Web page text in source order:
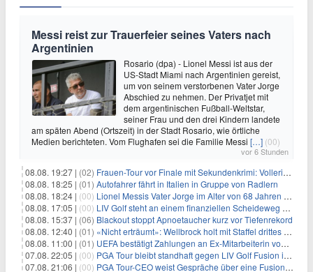
Messi reist zur Trauerfeier seines Vaters nach
Argentinien
Rosario (dpa) - Lionel Messi ist aus der
US-Stadt Miami nach Argentinien gereist,
um von seinem verstorbenen Vater Jorge
Abschied zu nehmen. Der Privatjet mit
dem argentinischen Fußball-Weltstar,
seiner Frau und den drei Kindern landete
am späten Abend (Ortszeit) in der Stadt Rosario, wie örtliche
Medien berichteten. Vom Flughafen sei die Familie Messi […] (00)
vor 6 Stunden
08.08. 19:27 | (02) Frauen-Tour vor Finale mit Sekundenkrimi: Vollering in Gelb
08.08. 18:25 | (01) Autofahrer fährt in Italien in Gruppe von Radlern
08.08. 18:24 | (00) Lionel Messis Vater Jorge im Alter von 68 Jahren gestorben
08.08. 17:05 | (00) LIV Golf steht an einem finanziellen Scheideweg auf der Suche nach neuen Investitionen
08.08. 15:37 | (06) Blackout stoppt Apnoetaucher kurz vor Tiefenrekord
08.08. 12:40 | (01) «Nicht erträumt»: Wellbrock holt mit Staffel drittes EM-Gold
08.08. 11:00 | (01) UEFA bestätigt Zahlungen an Ex-Mitarbeiterin von Infantino
07.08. 22:05 | (00) PGA Tour bleibt standhaft gegen LIV Golf Fusion in einem sich wandelnden Sportumfeld
07.08. 21:06 | (00) PGA Tour-CEO weist Gespräche über eine Fusion mit LIV Golf zurück und bekräftigt die Wettbewerbslandschaft